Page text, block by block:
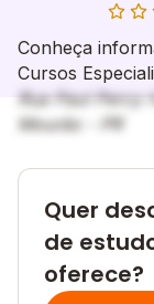
Conheça
Cursos
Rua Paul
Mourão - PR
Quer
de
oferece?